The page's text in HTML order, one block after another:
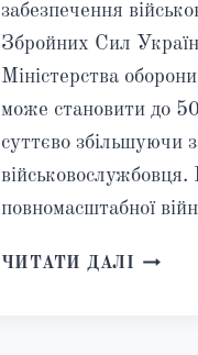
забезпечення
Збройних Сил
Міністерства
може становити до
суттєво збільшуючи
повномасштабної
ЧИТАТИ ДАЛІ